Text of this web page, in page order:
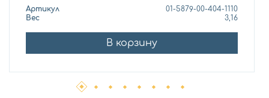
Артикул
01-5879-00-404-1110
Вес
3,16
В корзину